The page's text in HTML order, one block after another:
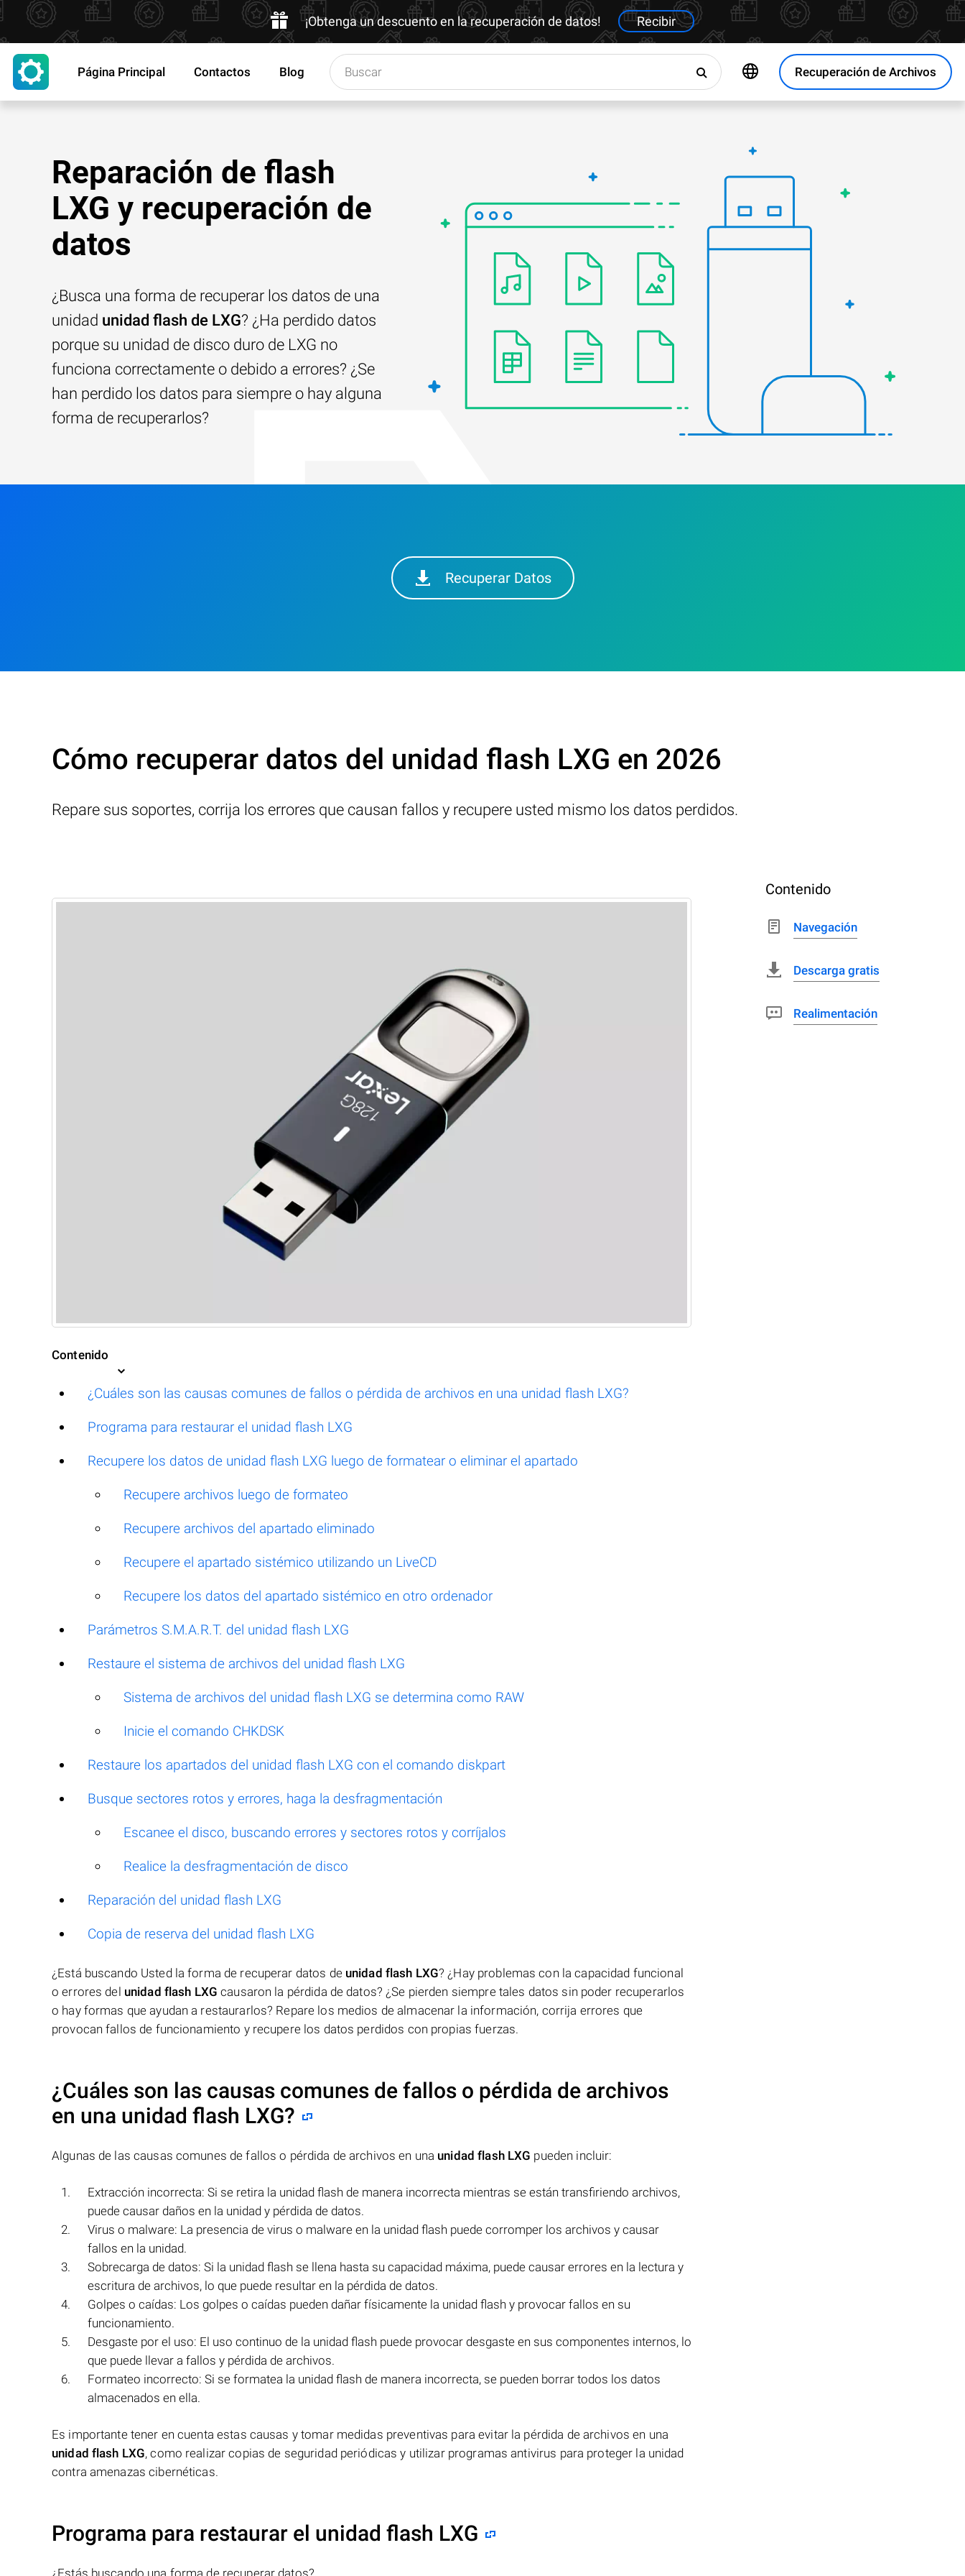
¡Obtenga un descuento en la recuperación de datos! Recibir
Recuperación de Archivos
Página Principal Contactos Blog
Reparación de flash
LXG y recuperación de
datos
¿Busca una forma de recuperar los datos de una
unidad unidad flash de LXG? ¿Ha perdido datos
porque su unidad de disco duro de LXG no
funciona correctamente o debido a errores? ¿Se
han perdido los datos para siempre o hay alguna
forma de recuperarlos?
Recuperar Datos
Cómo recuperar datos del unidad flash LXG en 2026
Repare sus soportes, corrija los errores que causan fallos y recupere usted mismo los datos perdidos.
Contenido
¿Cuáles son las causas comunes de fallos o pérdida de archivos en una unidad flash LXG?
Programa para restaurar el unidad flash LXG
Recupere los datos de unidad flash LXG luego de formatear o eliminar el apartado
Recupere archivos luego de formateo
Recupere archivos del apartado eliminado
Recupere el apartado sistémico utilizando un LiveCD
Recupere los datos del apartado sistémico en otro ordenador
Parámetros S.M.A.R.T. del unidad flash LXG
Restaure el sistema de archivos del unidad flash LXG
Sistema de archivos del unidad flash LXG se determina como RAW
Inicie el comando CHKDSK
Restaure los apartados del unidad flash LXG con el comando diskpart
Busque sectores rotos y errores, haga la desfragmentación
Escanee el disco, buscando errores y sectores rotos y corríjalos
Realice la desfragmentación de disco
Reparación del unidad flash LXG
Copia de reserva del unidad flash LXG
¿Está buscando Usted la forma de recuperar datos de unidad flash LXG? ¿Hay problemas con la capacidad funcional
o errores del unidad flash LXG causaron la pérdida de datos? ¿Se pierden siempre tales datos sin poder recuperarlos
o hay formas que ayudan a restaurarlos? Repare los medios de almacenar la información, corrija errores que
provocan fallos de funcionamiento y recupere los datos perdidos con propias fuerzas.
¿Cuáles son las causas comunes de fallos o pérdida de archivos
en una unidad flash LXG?
Algunas de las causas comunes de fallos o pérdida de archivos en una unidad flash LXG pueden incluir:
Extracción incorrecta: Si se retira la unidad flash de manera incorrecta mientras se están transfiriendo archivos,
puede causar daños en la unidad y pérdida de datos.
Virus o malware: La presencia de virus o malware en la unidad flash puede corromper los archivos y causar
fallos en la unidad.
Sobrecarga de datos: Si la unidad flash se llena hasta su capacidad máxima, puede causar errores en la lectura y
escritura de archivos, lo que puede resultar en la pérdida de datos.
Golpes o caídas: Los golpes o caídas pueden dañar físicamente la unidad flash y provocar fallos en su
funcionamiento.
Desgaste por el uso: El uso continuo de la unidad flash puede provocar desgaste en sus componentes internos, lo
que puede llevar a fallos y pérdida de archivos.
Formateo incorrecto: Si se formatea la unidad flash de manera incorrecta, se pueden borrar todos los datos
almacenados en ella.
Es importante tener en cuenta estas causas y tomar medidas preventivas para evitar la pérdida de archivos en una
unidad flash LXG, como realizar copias de seguridad periódicas y utilizar programas antivirus para proteger la unidad
contra amenazas cibernéticas.
Programa para restaurar el unidad flash LXG
¿Estás buscando una forma de recuperar datos?
Contenido
Navegación
Descarga gratis
Realimentación